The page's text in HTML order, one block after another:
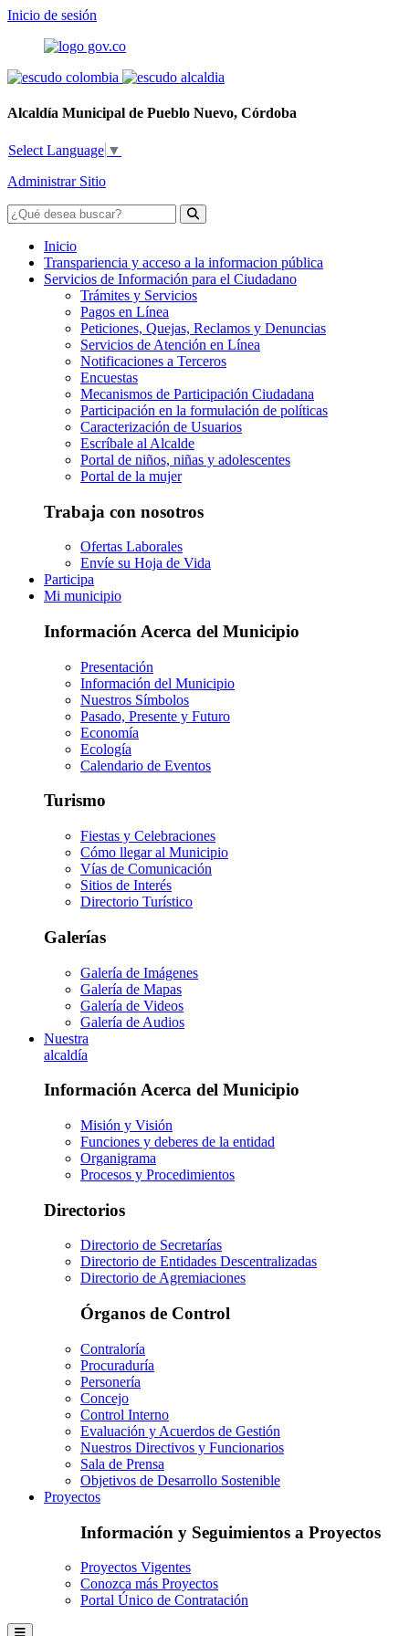
Inicio de sesión
Alcaldía Municipal de Pueblo Nuevo, Córdoba
Select Language ▼
Administrar Sitio
Inicio
Transpariencia y acceso a la informacion pública
Servicios de Información para el Ciudadano
Trámites y Servicios
Pagos en Línea
Peticiones, Quejas, Reclamos y Denuncias
Servicios de Atención en Línea
Notificaciones a Terceros
Encuestas
Mecanismos de Participación Ciudadana
Participación en la formulación de políticas
Caracterización de Usuarios
Escríbale al Alcalde
Portal de niños, niñas y adolescentes
Portal de la mujer
Trabaja con nosotros
Ofertas Laborales
Envíe su Hoja de Vida
Participa
Mi municipio
Información Acerca del Municipio
Presentación
Información del Municipio
Nuestros Símbolos
Pasado, Presente y Futuro
Economía
Ecología
Calendario de Eventos
Turismo
Fiestas y Celebraciones
Cómo llegar al Municipio
Vías de Comunicación
Sitios de Interés
Directorio Turístico
Galerías
Galería de Imágenes
Galería de Mapas
Galería de Videos
Galería de Audios
Nuestra
alcaldía
Información Acerca del Municipio
Misión y Visión
Funciones y deberes de la entidad
Organigrama
Procesos y Procedimientos
Directorios
Directorio de Secretarías
Directorio de Entidades Descentralizadas
Directorio de Agremiaciones
Órganos de Control
Contraloría
Procuraduría
Personería
Concejo
Control Interno
Evaluación y Acuerdos de Gestión
Nuestros Directivos y Funcionarios
Sala de Prensa
Objetivos de Desarrollo Sostenible
Proyectos
Información y Seguimientos a Proyectos
Proyectos Vigentes
Conozca más Proyectos
Portal Único de Contratación